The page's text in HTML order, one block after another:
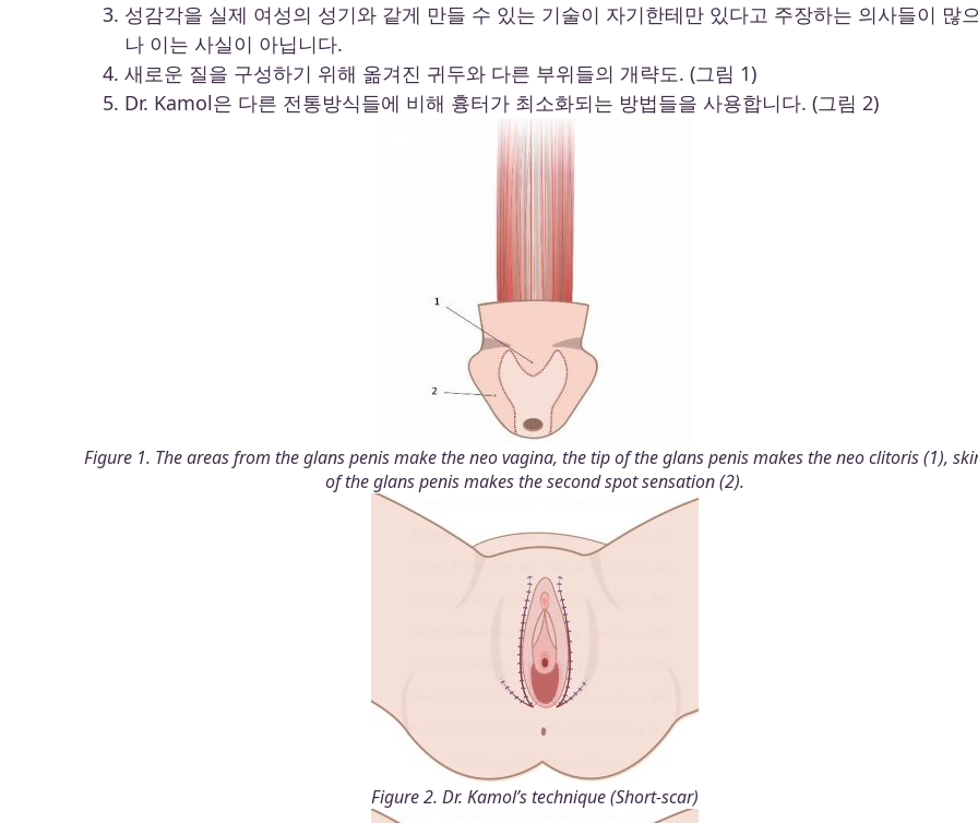
성감각을 실제 여성의 성기와 같게 만들 수 있는 기술이 자기한테만 있다고 주장하는 의사들이 많
나 이는 사실이 아닙니다.
새로운 질을 구성하기 위해 옮겨진 귀두와 다른 부위들의 개략도. (그림 1)
Dr. Kamol은 다른 전통방식들에 비해 흉터가 최소화되는 방법들을 사용합니다. (그림 2)
Figure 1. The areas from the glans penis make the neo vagina, the tip of the glans penis makes the neo clitoris (1),
of the glans penis makes the second spot sensation (2).
Figure 2. Dr. Kamol’s technique (Short-scar)